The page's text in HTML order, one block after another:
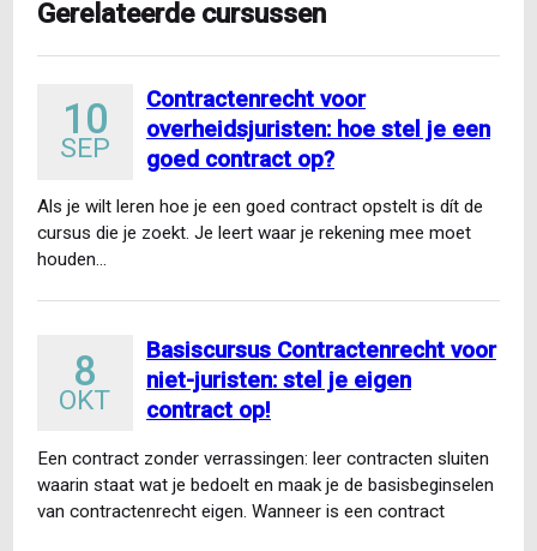
Gerelateerde cursussen
10
SEP
Contractenrecht voor
overheidsjuristen: hoe stel je een
goed contract op?
Als je wilt leren hoe je een goed contract opstelt is dít de
cursus die je zoekt. Je leert waar je rekening mee moet
houden…
8
OKT
Basiscursus Contractenrecht voor
niet-juristen: stel je eigen
contract op!
Een contract zonder verrassingen: leer contracten sluiten
waarin staat wat je bedoelt en maak je de basisbeginselen
van contractenrecht eigen. Wanneer is een contract